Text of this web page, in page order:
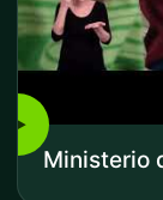
▶
Ministerio